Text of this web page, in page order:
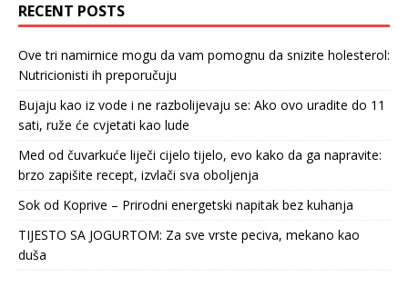
RECENT POSTS
Ove tri namirnice mogu da vam pomognu da snizite holesterol:
Nutricionisti ih preporučuju
Bujaju kao iz vode i ne razbolijevaju se: Ako ovo uradite do 11
sati, ruže će cvjetati kao lude
Med od čuvarkuće liječi cijelo tijelo, evo kako da ga napravite:
brzo zapišite recept, izvlači sva oboljenja
Sok od Koprive – Prirodni energetski napitak bez kuhanja
TIJESTO SA JOGURTOM: Za sve vrste peciva, mekano kao
duša